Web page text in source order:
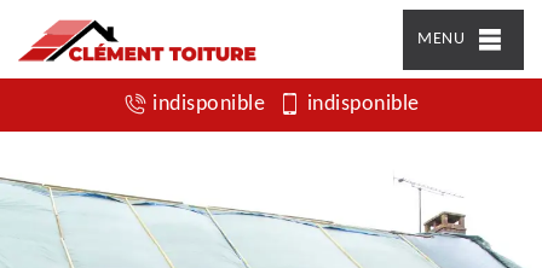
MENU
indisponible indisponible